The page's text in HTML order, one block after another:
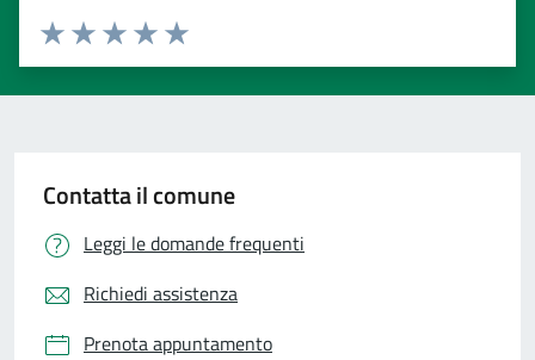
Valuta 5 stelle su 5
Valuta 4 stelle su 5
Valuta 3 stelle su 5
Valuta 2 stelle su 5
Valuta 1 stelle su 5
Contatta il comune
Leggi le domande frequenti
Richiedi assistenza
Prenota appuntamento